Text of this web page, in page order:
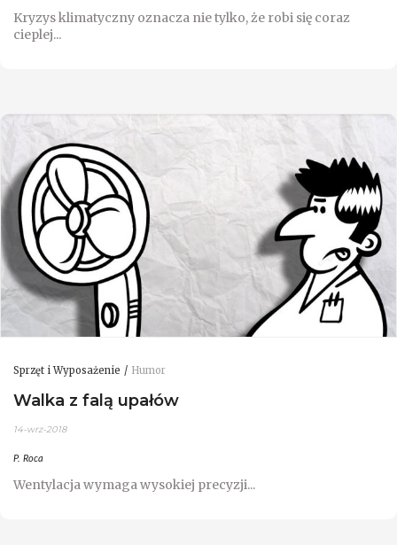
Kryzys klimatyczny oznacza nie tylko, że robi się coraz
cieplej...
Sprzęt i Wyposażenie Humor
Walka z falą upałów
14-wrz-2018
P. Roca
Wentylacja wymaga wysokiej precyzji...